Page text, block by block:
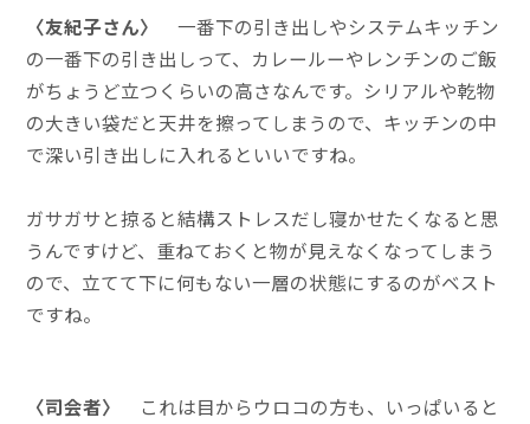
〈友紀子さん〉
一番下の引き出しやシステムキッチン
の一番下の引き出しって、カレールーやレンチンのご飯
がちょうど立つくらいの高さなんです。シリアルや乾物
の大きい袋だと天井を擦ってしまうので、キッチンの中
で深い引き出しに入れるといいですね。
ガサガサと掠ると結構ストレスだし寝かせたくなると思
うんですけど、重ねておくと物が見えなくなってしまう
ので、立てて下に何もない一層の状態にするのがベスト
ですね。
〈司会者〉
これは目からウロコの方も、いっぱいると